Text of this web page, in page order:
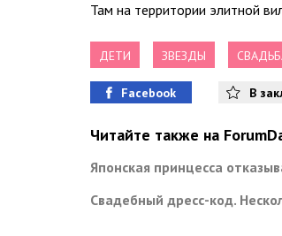
Там на территории элитной
ДЕТИ ЗВЕЗДЫ
Facebook В
Читайте также на
Японская принцесса
Свадебный дресс-код.